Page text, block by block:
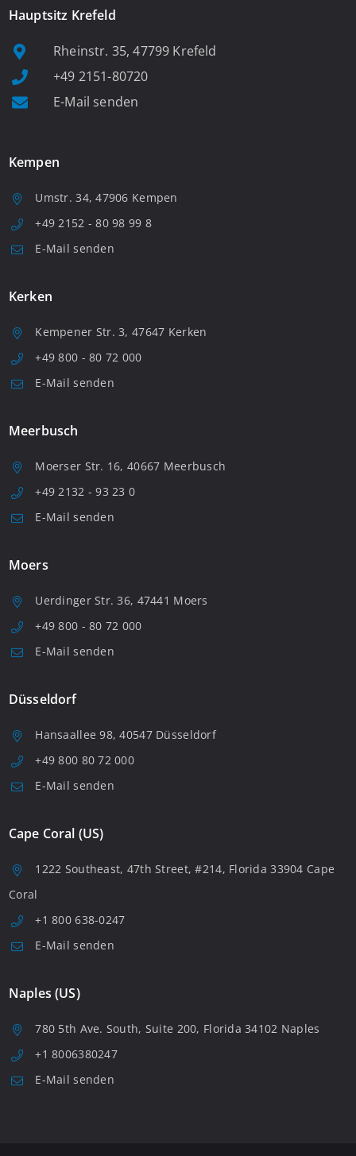
Hauptsitz Krefeld
Rheinstr. 35, 47799 Krefeld
+49 2151-80720
E-Mail senden
Kempen
Umstr. 34, 47906 Kempen
+49 2152 - 80 98 99 8
E-Mail senden
Kerken
Kempener Str. 3, 47647 Kerken
+49 800 - 80 72 000
E-Mail senden
Meerbusch
Moerser Str. 16, 40667 Meerbusch
+49 2132 - 93 23 0
E-Mail senden
Moers
Uerdinger Str. 36, 47441 Moers
+49 800 - 80 72 000
E-Mail senden
Düsseldorf
Hansaallee 98, 40547 Düsseldorf
+49 800 80 72 000
E-Mail senden
Cape Coral (US)
1222 Southeast, 47th Street, #214, Florida 33904 Cape
Coral
+1 800 638-0247
E-Mail senden
Naples (US)
780 5th Ave. South, Suite 200, Florida 34102 Naples
+1 8006380247
E-Mail senden